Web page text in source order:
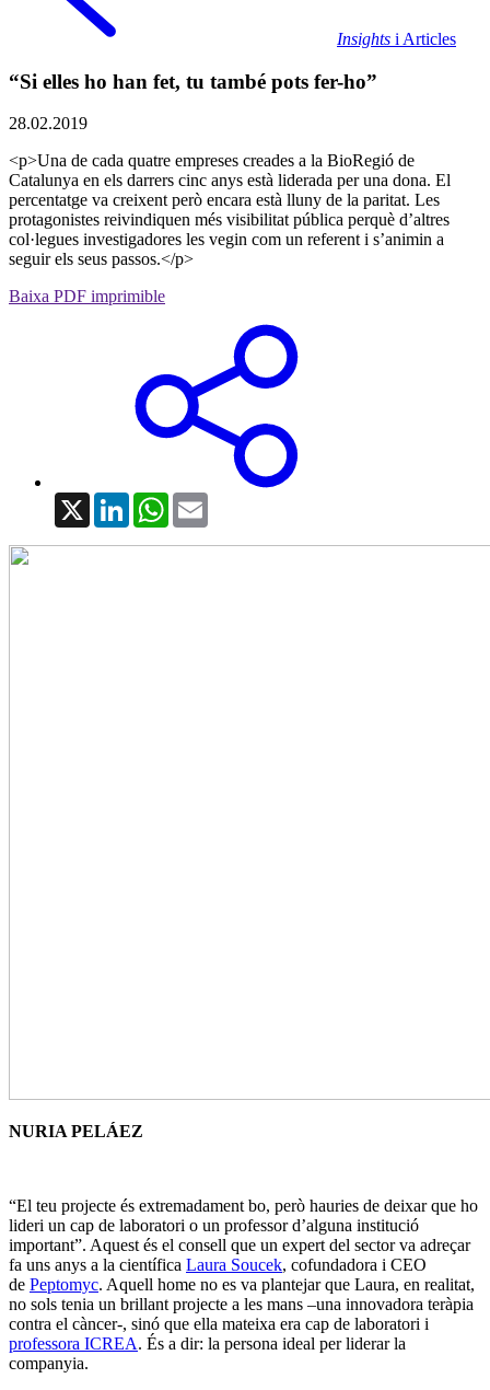
Insights i Articles
“Si elles ho han fet, tu també pots fer-ho”
28.02.2019
<p>Una de cada quatre empreses creades a la BioRegió de
Catalunya en els darrers cinc anys està liderada per una dona. El
percentatge va creixent però encara està lluny de la paritat. Les
protagonistes reivindiquen més visibilitat pública perquè d’altres
col·legues investigadores les vegin com un referent i s’animin a
seguir els seus passos.</p>
Baixa PDF imprimible
X LinkedInWhatsApp
NURIA PELÁEZ
“El teu projecte és extremadament bo, però hauries de deixar que ho
lideri un cap de laboratori o un professor d’alguna institució
important”. Aquest és el consell que un expert del sector va adreçar
fa uns anys a la científica Laura Soucek, cofundadora i CEO
de Peptomyc. Aquell home no es va plantejar que Laura, en realitat,
no sols tenia un brillant projecte a les mans –una innovadora teràpia
contra el càncer-, sinó que ella mateixa era cap de laboratori i
professora ICREA. És a dir: la persona ideal per liderar la
companyia.